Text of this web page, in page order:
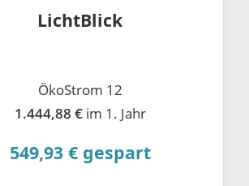
LichtBlick
ÖkoStrom 12
1.444,88 € im 1. Jahr
549,93 € gespart